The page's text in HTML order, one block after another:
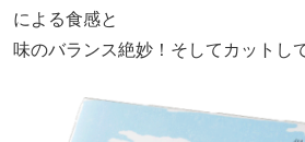
による食感と
味のバランス絶妙！そしてカットし